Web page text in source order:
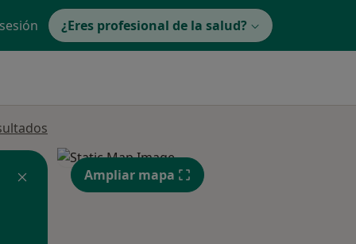
¿Eres profesional de la salud?
Ampliar mapa